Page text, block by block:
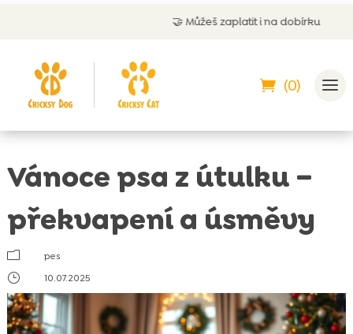
Můžeš zaplatit i na dobírku
(0)
Vánoce psa z útulku –
překvapení a úsměvy
m
pes
}
10.07.2025